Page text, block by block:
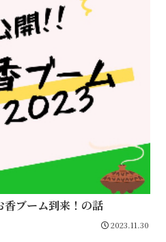
ブーム到来！の話
2023.11.30